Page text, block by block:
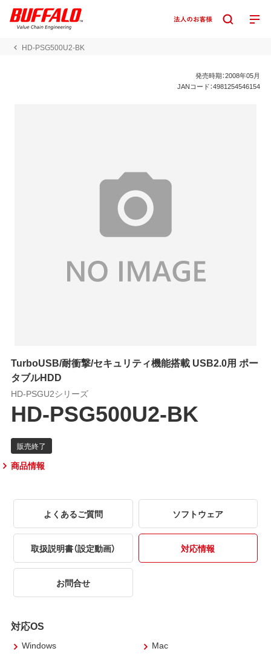
HD-PSG500U2-BK
発売時期：2008年05月
JANコード：4981254546154
TurboUSB/耐衝撃/セキュリティ機能搭載 USB2.0用 ポー
タブルHDD
HD-PSGU2シリーズ
HD-PSG500U2-BK
商品情報
よくあるご質問 ソフトウェア
取扱説明書（設定動画） 対応情報
お問合せ
対応OS
Windows Mac